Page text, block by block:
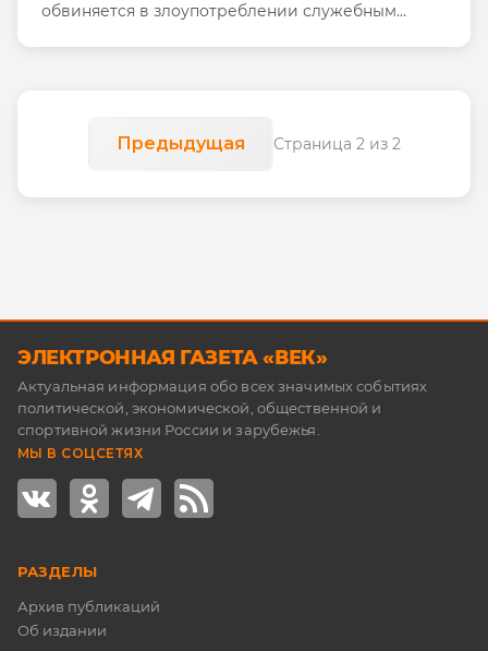
обвиняется в злоупотреблении служебным
Предыдущая Страница 2 из 2
ЭЛЕКТРОННАЯ ГАЗЕТА «ВЕК»
Актуальная информация обо всех значимых событиях
политической, экономической, общественной и
спортивной жизни России и зарубежья.
МЫ В СОЦСЕТЯХ
РАЗДЕЛЫ
Архив публикаций
Об издании